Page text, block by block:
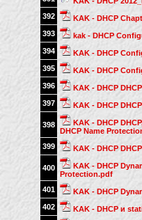
392
KAK - DHCP
393
kak - DHCP
394
KAK - DHCP
395
KAK - DHCP
396
KAK - DHCP
397
KAK - DHCP
398
KAK - DHCP
DHCP Name
399
KAK - DHCP
400
KAK - DHCP
Protection.pdf
401
KAK - DHCP
402
KAK - DHCP и